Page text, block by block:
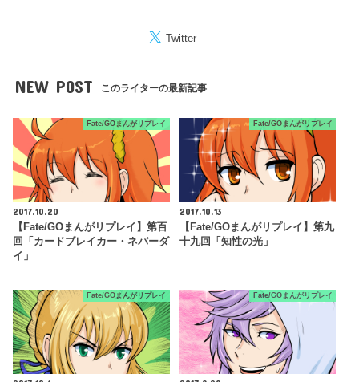
Twitter
NEW POST このライターの最新記事
Fate/GOまんがリプレイ
2017.10.20
【Fate/GOまんがリプレイ】第百
回「カードブレイカー・ネバーダ
イ」
Fate/GOまんがリプレイ
2017.10.13
【Fate/GOまんがリプレイ】第九
十九回「知性の光」
Fate/GOまんがリプレイ Fate/GOまんがリプレイ